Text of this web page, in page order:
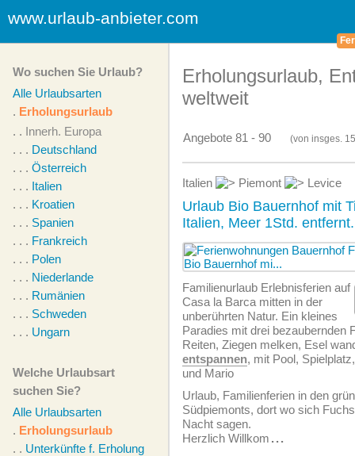
www.urlaub-anbieter.com
Wo suchen Sie Urlaub?
Alle Urlaubsarten
. Erholungsurlaub
. . Innerh. Europa
. . . Deutschland
. . . Österreich
. . . Italien
. . . Kroatien
. . . Spanien
. . . Frankreich
. . . Polen
. . . Niederlande
. . . Rumänien
. . . Schweden
. . . Ungarn
Welche Urlaubsart
suchen Sie?
Alle Urlaubsarten
. Erholungsurlaub
. . Unterkünfte f. Erholung
Erholungsurlaub,
weltweit
Angebote 81 - 90 (von insges.
Italien Piemont Levice
Urlaub Bio Bauernhof mit
Italien, Meer 1Std. entfernt.
Familienurlaub Erlebnisferien auf
Casa la Barca mitten in der
unberührten Natur. Ein kleines
Paradies mit drei bezaubernden
Reiten, Ziegen melken, Esel
entspannen, mit Pool,
und Mario
Urlaub, Familienferien in den
Südpiemonts, dort wo sich
Nacht sagen.
Herzlich Willkom ...